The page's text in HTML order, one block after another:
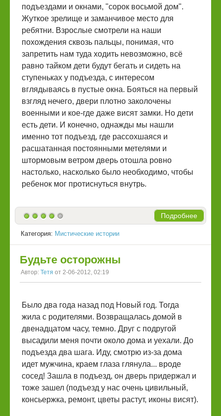
подъездами и окнами, "сорок восьмой дом".
Жуткое зрелище и заманчивое место для
ребятни. Взрослые смотрели на наши
похождения сквозь пальцы, понимая, что
запретить нам туда ходить невозможно, всё
равно тайком дети будут бегать и сидеть на
ступеньках у подъезда, с интересом
вглядываясь в пустые окна. Бояться на первый
взгляд нечего, двери плотно заколочены
военными и кое-где даже висят замки. Но дети
есть дети. И конечно, однажды мы нашли
именно тот подъезд, где рассохшаяся и
расшатанная постоянными метелями и
штормовым ветром дверь отошла ровно
настолько, насколько было необходимо, чтобы
ребенок мог протиснуться внутрь.
Подробнее
Категория: Мистические истории
Будьте осторожны
Автор: Тетя от 2-06-2012, 02:19
Было два года назад под Новый год. Тогда
жила с родителями. Возвращалась домой в
двенадцатом часу, темно. Друг с подругой
высадили меня почти около дома и уехали. До
подъезда два шага. Иду, смотрю из-за дома
идет мужчина, краем глаза глянула... вроде
сосед! Зашла в подъезд, он дверь придержал и
тоже зашел (подъезд у нас очень цивильный,
консьержка, ремонт, цветы растут, иконы висят).